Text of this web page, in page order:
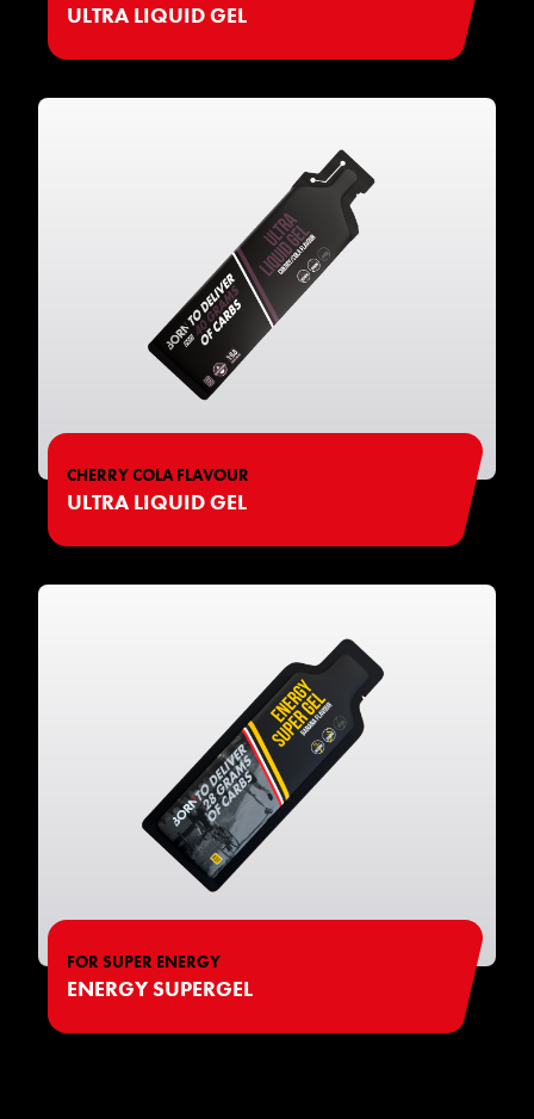
ULTRA LIQUID GEL
CHERRY COLA FLAVOUR
ULTRA LIQUID GEL
FOR SUPER ENERGY
ENERGY SUPERGEL